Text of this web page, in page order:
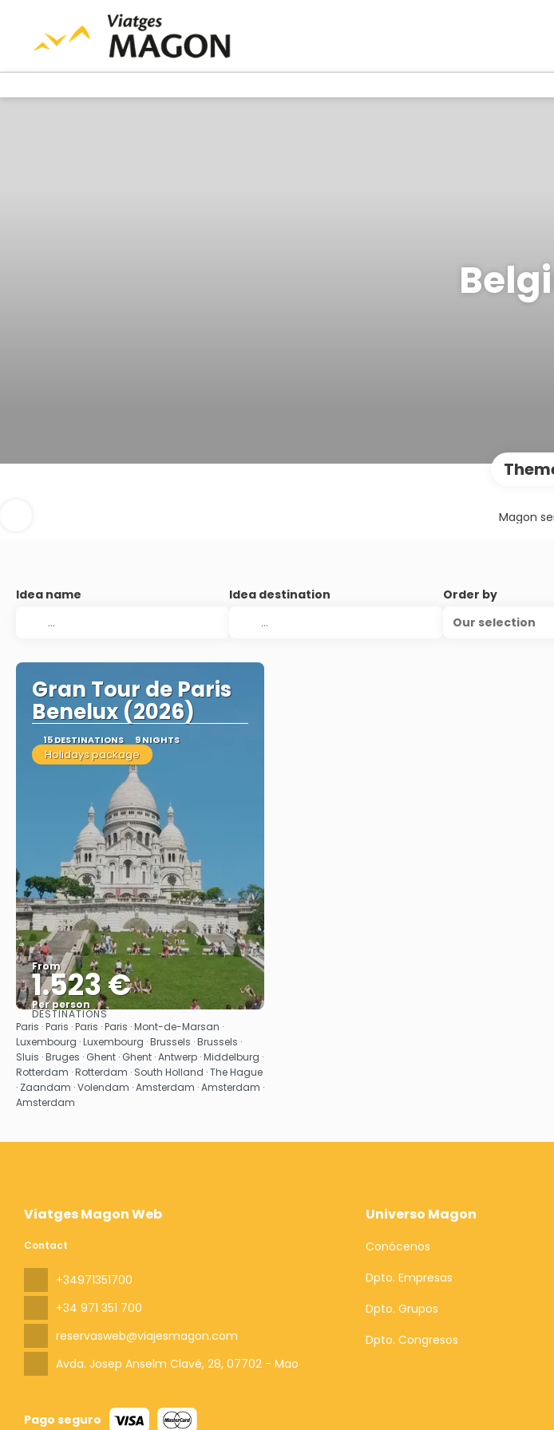
Magon
Idea name Idea destination
Order by
Our selection
Gran Tour de Paris
Benelux (2026)
15 DESTINATIONS 9 NIGHTS
Holidays package
From
1.523 €
Per person
See
DESTINATIONS
Paris · Paris · Paris · Paris · Mont-de-Marsan ·
Luxembourg · Luxembourg · Brussels · Brussels ·
Sluis · Bruges · Ghent · Ghent · Antwerp · Middelburg ·
Rotterdam · Rotterdam · South Holland · The Hague
· Zaandam · Volendam · Amsterdam · Amsterdam ·
Amsterdam
Viatges Magon Web
Contact
+34971351700
+34 971 351 700
reservasweb@viajesmagon.com
Avda. Josep Anselm Clavé, 28, 07702 - Mao
Pago seguro
Universo Magon
Conócenos
Dpto. Empresas
Dpto. Grupos
Dpto. Congresos